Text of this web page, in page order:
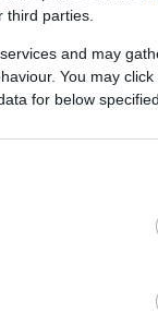
parties.
and may
You may
for below
λάδι και